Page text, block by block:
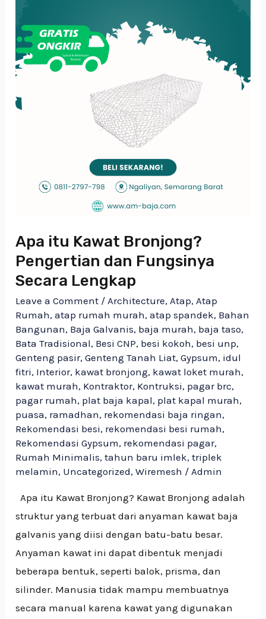
Apa itu Kawat Bronjong?
Pengertian dan Fungsinya
Secara Lengkap
Leave a Comment / Architecture, Atap, Atap
Rumah,atap rumah murah,atap spandek, Bahan
Bangunan, Baja Galvanis, baja murah, baja taso,
Bata Tradisional, Besi CNP, besi kokoh, besi unp,
Genteng pasir,Genteng Tanah Liat,Gypsum, idul
fitri, Interior, kawat bronjong, kawat loket murah,
kawat murah, Kontraktor, Kontruksi, pagar brc,
pagar rumah, plat baja kapal, plat kapal murah,
puasa, ramadhan, rekomendasi baja ringan,
Rekomendasi besi, rekomendasi besi rumah,
Rekomendasi Gypsum, rekomendasi pagar,
Rumah Minimalis,tahun baru imlek,triplek
melamin, Uncategorized,Wiremesh / Admin
Apa itu Kawat Bronjong? Kawat Bronjong adalah
struktur yang terbuat dari anyaman kawat baja
galvanis yang diisi dengan batu-batu besar.
Anyaman kawat ini dapat dibentuk menjadi
beberapa bentuk, seperti balok, prisma, dan
silinder. Manusia tidak mampu membuatnya
secara manual karena kawat yang digunakan
dan
Fungsinya
Secara
Lengkap